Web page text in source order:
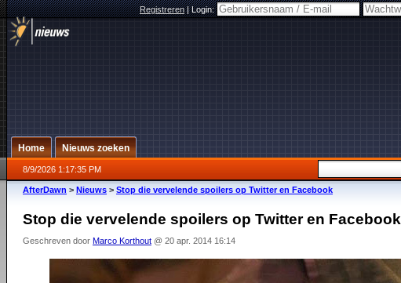
Registreren|Login:
Home Nieuws zoeken
8/9/2026 1:17:35 PM
AfterDawn > Nieuws > Stop die vervelende spoilers op Twitter en Facebook
Stop die vervelende spoilers op Twitter en Facebook
Geschreven door Marco Korthout @ 20 apr. 2014 16:14